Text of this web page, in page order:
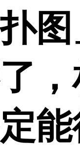
图
，